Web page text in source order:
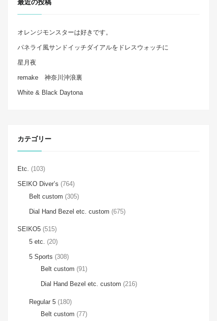
最近の投稿
オレンジモンスターは好きです。
パネライ風サンドイッチダイアルをドレスウォッチに
星月夜
remake 神奈川沖浪裏
White & Black Daytona
カテゴリー
Etc. (103)
SEIKO Diver’s (764)
Belt custom (305)
Dial Hand Bezel etc. custom (675)
SEIKO5 (515)
5 etc.
(20)
5 Sports (308)
Belt custom (91)
Dial Hand Bezel etc. custom (216)
Regular 5 (180)
Belt custom (77)